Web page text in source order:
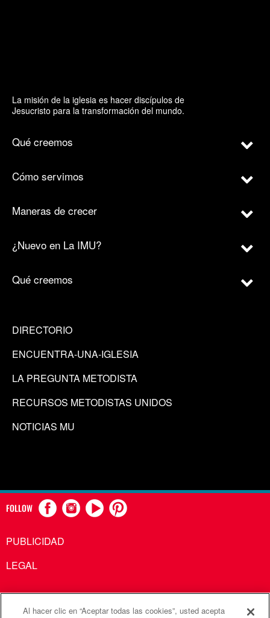
La misión de la iglesia es hacer discípulos de
Jesucristo para la transformación del mundo.
Qué creemos
Cómo servimos
Maneras de crecer
¿Nuevo en La IMU?
Qué creemos
DIRECTORIO
ENCUENTRA-UNA-IGLESIA
LA PREGUNTA METODISTA
RECURSOS METODISTAS UNIDOS
NOTICIAS MU
FOLLOW
PUBLICIDAD
LEGAL
Al hacer clic en “Aceptar todas las cookies”, usted acepta